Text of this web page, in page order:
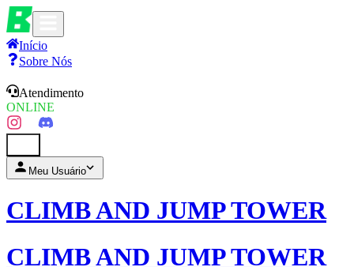
Início
Sobre Nós
Atendimento
ONLINE
Meu Usuário
CLIMB AND JUMP TOWER
CLIMB AND JUMP TOWER